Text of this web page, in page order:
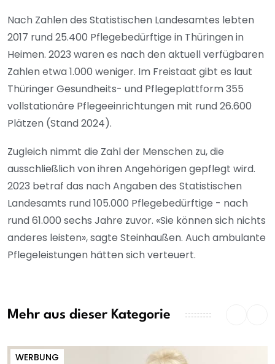
Nach Zahlen des Statistischen Landesamtes lebten
2017 rund 25.400 Pflegebedürftige in Thüringen in
Heimen. 2023 waren es nach den aktuell verfügbaren
Zahlen etwa 1.000 weniger. Im Freistaat gibt es laut
Thüringer Gesundheits- und Pflegeplattform 355
vollstationäre Pflegeeinrichtungen mit rund 26.600
Plätzen (Stand 2024).
Zugleich nimmt die Zahl der Menschen zu, die
ausschließlich von ihren Angehörigen gepflegt wird.
2023 betraf das nach Angaben des Statistischen
Landesamts rund 105.000 Pflegebedürftige - nach
rund 61.000 sechs Jahre zuvor. «Sie können sich nichts
anderes leisten», sagte Steinhaußen. Auch ambulante
Pflegeleistungen hätten sich verteuert.
Mehr aus dieser Kategorie
WERBUNG